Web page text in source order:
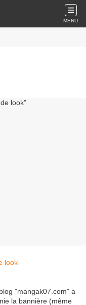
MENU
"mangak07.com" a
la bannière (même